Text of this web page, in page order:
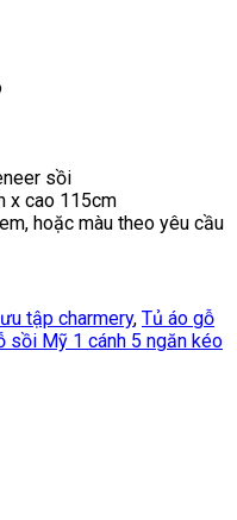
sồi
x cao 115cm
hoặc màu theo yêu cầu
tập charmery, Tủ áo gỗ
sồi Mỹ 1 cánh 5 ngăn kéo